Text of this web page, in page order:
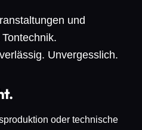
und
Unvergesslich.
oder technische